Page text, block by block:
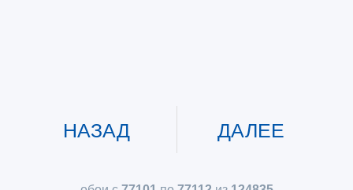
НАЗАД ДАЛЕЕ